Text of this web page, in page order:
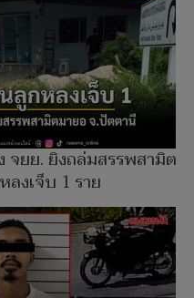
ยย. ยิงถล่มสรรพสามิต
งเจ็บ 1 ราย